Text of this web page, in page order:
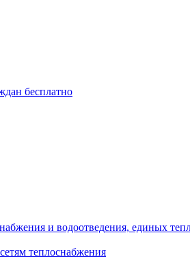
бесплатно
и водоотведения, единых
теплоснабжения